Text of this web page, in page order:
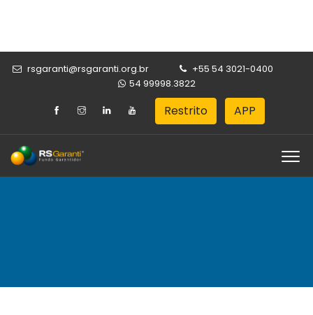
rsgaranti@rsgaranti.org.br
+55 54 3021-0400
54 99998.3822
Restrito APP